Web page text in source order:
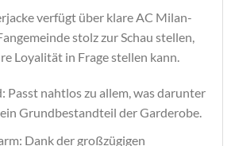
verfügt über klare AC Milan-
stolz zur Schau stellen,
Loyalität in Frage stellen kann.
Passt nahtlos zu allem, was darunter
Grundbestandteil der Garderobe.
Dank der großzügigen